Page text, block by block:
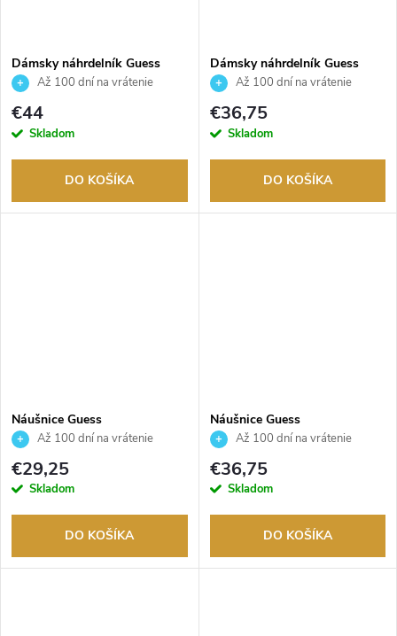
Dámsky náhrdelník Guess
JUBN02306JWRHT
Až 100 dní na vrátenie
tovaru. Autorizovaný predajca.
€44
Skladom
DO KOŠÍKA
Dámsky náhrdelník Guess
JUBN02245JWRHAQT
Až 100 dní na vrátenie
tovaru. Autorizovaný predajca.
€36,75
Skladom
DO KOŠÍKA
Náušnice Guess
JUBE06205JWYGT
Až 100 dní na vrátenie
tovaru. Autorizovaný predajca.
€29,25
Skladom
DO KOŠÍKA
Náušnice Guess
JUBE06076JWYGT
Až 100 dní na vrátenie
tovaru. Autorizovaný predajca.
€36,75
Skladom
DO KOŠÍKA